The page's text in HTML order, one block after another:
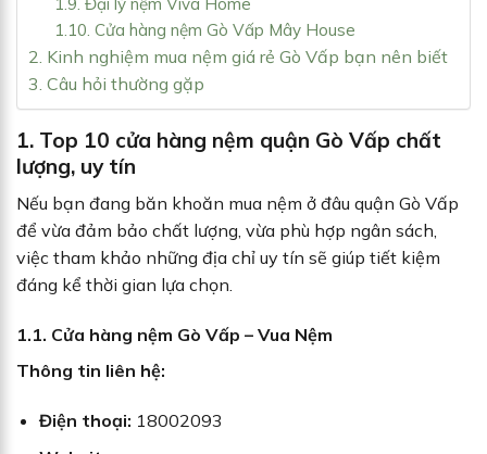
1.9. Đại lý nệm Viva Home
1.10. Cửa hàng nệm Gò Vấp Mây House
2. Kinh nghiệm mua nệm giá rẻ Gò Vấp bạn nên biết
3. Câu hỏi thường gặp
1. Top 10 cửa hàng nệm quận Gò Vấp chất
lượng, uy tín
Nếu bạn đang băn khoăn mua nệm ở đâu quận Gò Vấp
để vừa đảm bảo chất lượng, vừa phù hợp ngân sách,
việc tham khảo những địa chỉ uy tín sẽ giúp tiết kiệm
đáng kể thời gian lựa chọn.
1.1. Cửa hàng nệm Gò Vấp – Vua Nệm
Thông tin liên hệ:
Điện thoại: 18002093